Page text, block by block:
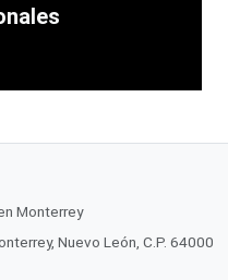
Monterrey
Nuevo León, C.P. 64000